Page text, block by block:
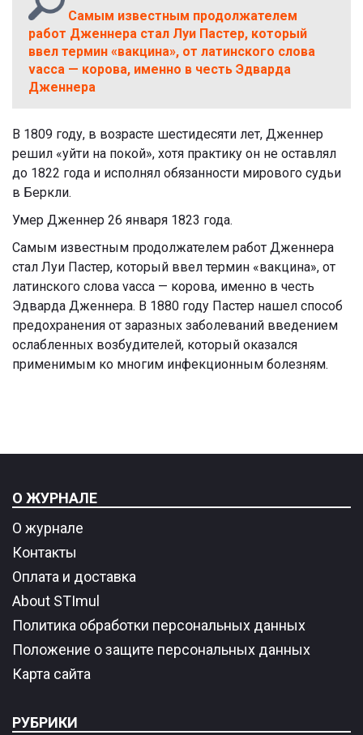
Самым известным продолжателем
работ Дженнера стал Луи Пастер, который
ввел термин «вакцина», от латинского слова
vacca — корова, именно в честь Эдварда
Дженнера
В 1809 году, в возрасте шестидесяти лет, Дженнер
решил «уйти на покой», хотя практику он не оставлял
до 1822 года и исполнял обязанности мирового судьи
в Беркли.
Умер Дженнер 26 января 1823 года.
Самым известным продолжателем работ Дженнера
стал Луи Пастер, который ввел термин «вакцина», от
латинского слова vacca — корова, именно в честь
Эдварда Дженнера. В 1880 году Пастер нашел способ
предохранения от заразных заболеваний введением
ослабленных возбудителей, который оказался
применимым ко многим инфекционным болезням.
О ЖУРНАЛЕ
О журнале
Контакты
Оплата и доставка
About STImul
Политика обработки персональных данных
Положение о защите персональных данных
Карта сайта
РУБРИКИ